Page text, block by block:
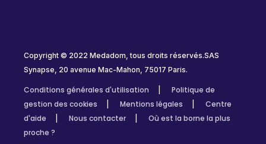
Copyright © 2022 Medadom, tous droits réservés.SAS
Synapse, 20 avenue Mac-Mahon, 75017 Paris.
Conditions générales d'utilisation
Politique de
gestion des cookies
Mentions légales
Centre
d'aide
Nous contacter
Où est la borne la plus
proche ?